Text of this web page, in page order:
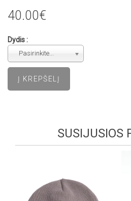
40.00€
Dydis :
Pasirinkite...
SUSIJUSIOS